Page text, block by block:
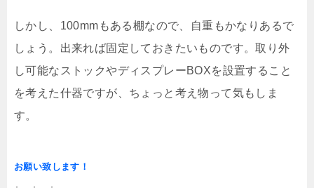
しかし、100mmもある棚なので、自重もかなりあるで
しょう。出来れば固定しておきたいものです。取り外
し可能なストックやディスプレーBOXを設置すること
を考えた什器ですが、ちょっと考え物って気もしま
す。
お願い致します！